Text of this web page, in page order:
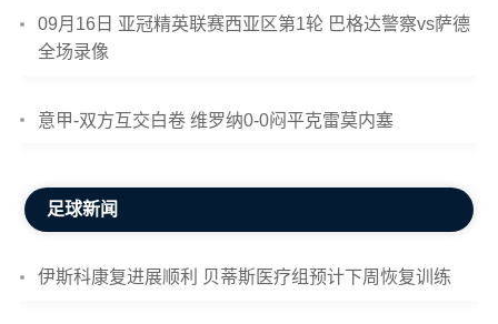
09月16日 亚冠精英联赛西亚区第1轮 巴格达警察vs萨德
全场录像
意甲-双方互交白卷 维罗纳0-0闷平克雷莫内塞
足球新闻
伊斯科康复进展顺利 贝蒂斯医疗组预计下周恢复训练